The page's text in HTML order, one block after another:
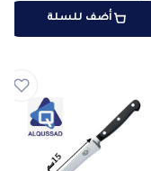
أضف للسلة